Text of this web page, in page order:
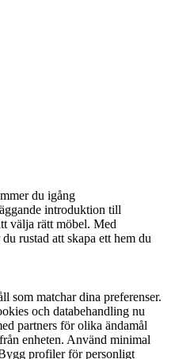
du igång
introduktion till
välja rätt möbel. Med
rustad att skapa ett hem du
som matchar dina preferenser.
och databehandling nu
partners för olika ändamål
enheten. Använd minimal
profiler för personligt